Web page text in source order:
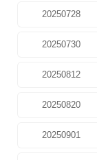
20250728
20250730
20250812
20250820
20250901